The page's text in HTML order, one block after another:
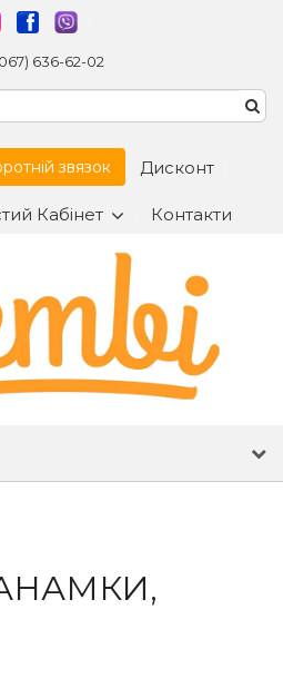
636-62-02
звязок Дисконт
Кабінет Контакти